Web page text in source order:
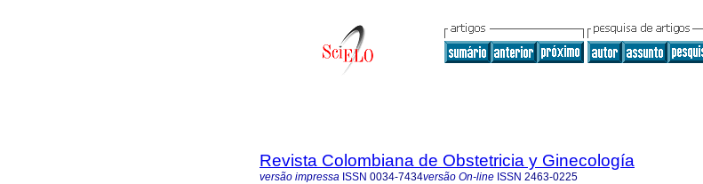
Revista Colombiana de Obstetricia y Ginecología
versão impressa ISSN 0034-7434versão On-line ISSN 2463-0225